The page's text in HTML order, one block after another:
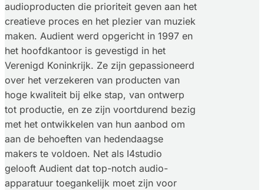
audioproducten die prioriteit geven aan het
creatieve proces en het plezier van muziek
maken. Audient werd opgericht in 1997 en
het hoofdkantoor is gevestigd in het
Verenigd Koninkrijk. Ze zijn gepassioneerd
over het verzekeren van producten van
hoge kwaliteit bij elke stap, van ontwerp
tot productie, en ze zijn voortdurend bezig
met het ontwikkelen van hun aanbod om
aan de behoeften van hedendaagse
makers te voldoen. Net als I4studio
gelooft Audient dat top-notch audio-
apparatuur toegankelijk moet zijn voor